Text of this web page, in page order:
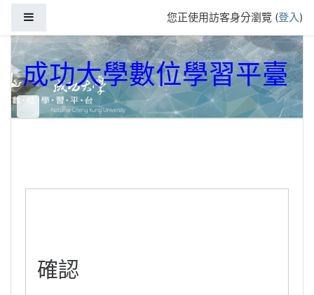
您正使用訪客身分瀏覽 (登入)
成功大學數位學習平臺
確認